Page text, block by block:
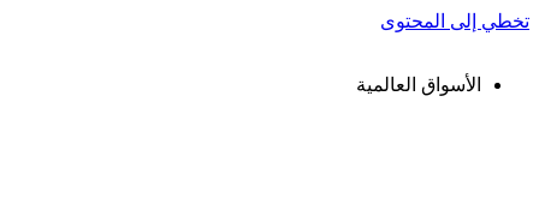
تخطي إلى المحتوى
الأسواق العالمية